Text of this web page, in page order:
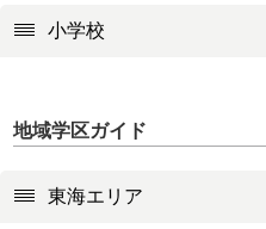
小学校
地域学区ガイド
東海エリア